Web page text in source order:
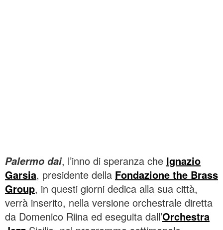
Palermo dai, l’inno di speranza che Ignazio
Garsia, presidente della Fondazione the Brass
Group, in questi giorni dedica alla sua città,
verrà inserito, nella versione orchestrale diretta
da Domenico Riina ed eseguita dall’Orchestra